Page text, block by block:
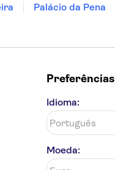
Palácio da Pena
Preferências
Idioma:
Moeda: